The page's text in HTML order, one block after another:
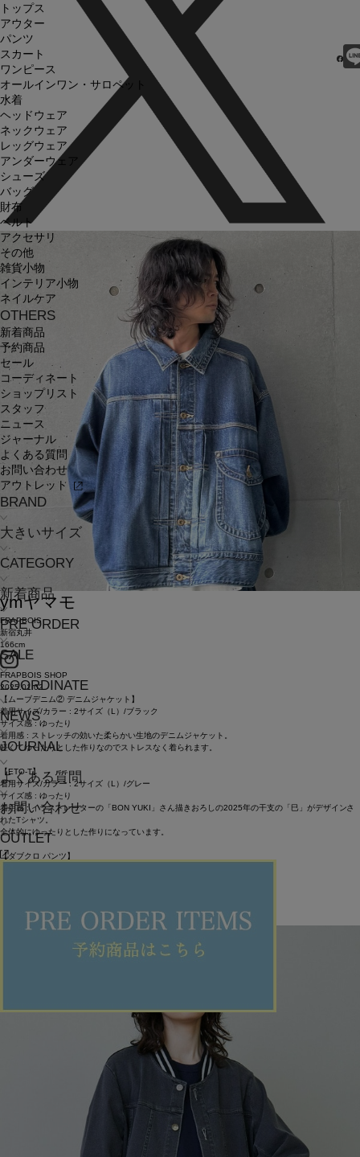
トップス
アウター
パンツ
スカート
ワンピース
オールインワン・サロペット
水着
ヘッドウェア
ネックウェア
レッグウェア
アンダーウェア
シューズ
バッグ
財布
ベルト
アクセサリ
その他
雑貨小物
インテリア小物
ネイルケア
OTHERS
新着商品
予約商品
セール
コーディネート
ショップリスト
スタッフ
ニュース
ジャーナル
よくある質問
お問い合わせ
アウトレット
BRAND
大きいサイズ
CATEGORY
新着商品
PRE ORDER
SALE
COORDINATE
NEWS
JOURNAL
よくある質問
お問い合わせ
OUTLET
ymヤマモ
FRAPBOIS
新宿丸井
166cm
FRAPBOIS SHOP
2025.01.02
【ムーブデニム② デニムジャケット】
着用サイズ/カラー : 2サイズ（L）/ブラック
サイズ感 : ゆったり
着用感 : ストレッチの効いた柔らかい生地のデニムジャケット。
軽くてゆったりとした作りなのでストレスなく着られます。
【ETO-T】
着用サイズ/カラー : 2サイズ（L）/グレー
サイズ感 : ゆったり
着用感 : イラストレーターの「BON YUKI」さん描きおろしの2025年の干支の「巳」がデザインさ
れたTシャツ。
全体的にゆったりとした作りになっています。
【ダブクロ パンツ】
ITEMS